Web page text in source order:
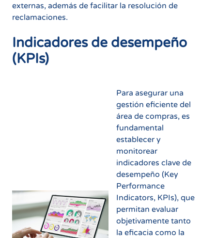
externas, además de facilitar la resolución de
reclamaciones.
Indicadores de desempeño
(KPIs)
Para asegurar una
gestión eficiente del
área de compras, es
fundamental
establecer y
monitorear
indicadores clave de
desempeño (Key
Performance
Indicators, KPIs), que
permitan evaluar
objetivamente tanto
la eficacia como la